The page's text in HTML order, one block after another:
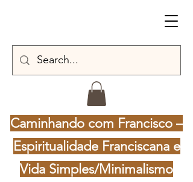
Caminhando com Francisco –
Espiritualidade Franciscana e
Vida Simples/Minimalismo